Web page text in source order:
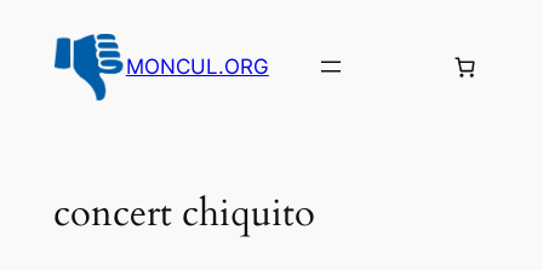
contenu
MONCUL.ORG
concert chiquito